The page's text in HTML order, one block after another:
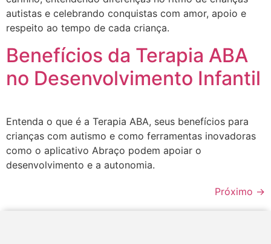
autistas e celebrando conquistas com amor, apoio e
respeito ao tempo de cada criança.
Benefícios da Terapia ABA
no Desenvolvimento Infantil
Entenda o que é a Terapia ABA, seus benefícios para
crianças com autismo e como ferramentas inovadoras
como o aplicativo Abraço podem apoiar o
desenvolvimento e a autonomia.
Próximo →